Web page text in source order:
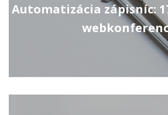
Automatizácia zápisníc: